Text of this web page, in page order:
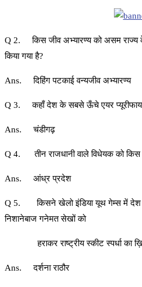
Q 2. किस जीव अभ्यारण्य को असम राज्य के
किया गया है?
Ans. दिहिंग पटकाई वन्यजीव अभ्यारण्य
Q 3. कहाँ देश के सबसे ऊँचे एयर
Ans. चंडीगढ़
Q 4. तीन राजधानी वाले विधेयक को किस
Ans. आंध्र प्रदेश
Q 5. किसने खेलो इंडिया यूथ गेम्स में देश की
निशानेबाज गनेमत सेखों को
हराकर राष्ट्रीय स्कीट स्पर्धा का
Ans. दर्शना राठौर